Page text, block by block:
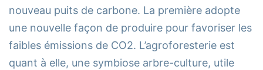
nouveau puits de carbone. La première adopte
une nouvelle façon de produire pour favoriser les
faibles émissions de CO2. L’agroforesterie est
quant à elle, une symbiose arbre-culture, utile